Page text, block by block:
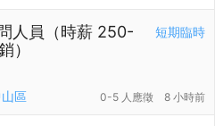
短期臨時
人員（時薪 250-
）
區 0-5 人應徵 8 小時前